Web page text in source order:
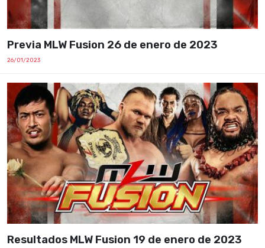
Previa MLW Fusion 26 de enero de 2023
26/01/2023
Resultados MLW Fusion 19 de enero de 2023